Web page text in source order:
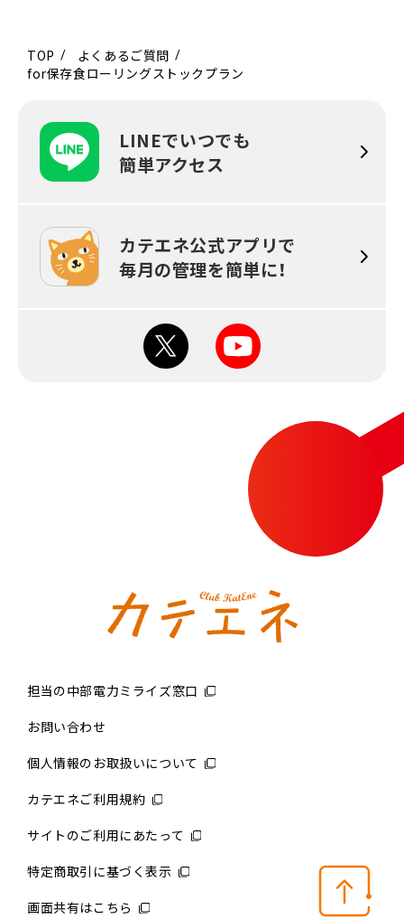
TOP
よくあるご質問
for保存食ローリングストックプラン
LINEでいつでも
簡単アクセス
カテエネ公式アプリで
毎月の管理を簡単に！
担当の中部電力ミライズ窓口
お問い合わせ
個人情報のお取扱いについて
カテエネご利用規約
サイトのご利用にあたって
特定商取引に基づく表示
画面共有はこちら